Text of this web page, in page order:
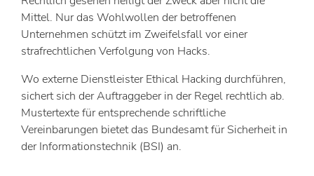
Mittel. Nur das Wohlwollen der betroffenen
Unternehmen schützt im Zweifelsfall vor einer
strafrechtlichen Verfolgung von Hacks.
Wo externe Dienstleister Ethical Hacking durchführen,
sichert sich der Auftraggeber in der Regel rechtlich ab.
Mustertexte für entsprechende schriftliche
Vereinbarungen bietet das Bundesamt für Sicherheit in
der Informationstechnik (BSI) an.